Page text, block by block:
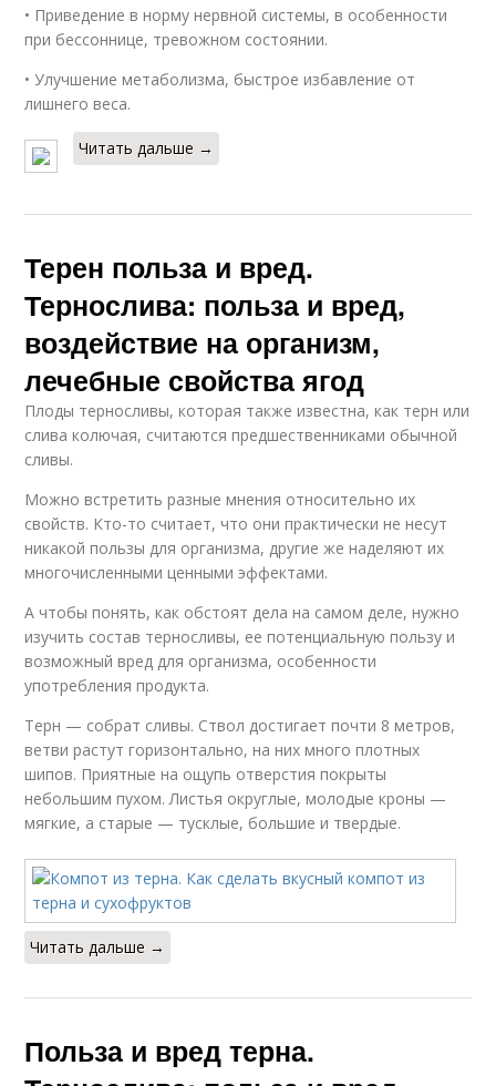
• Приведение в норму нервной системы, в особенности
при бессоннице, тревожном состоянии.
• Улучшение метаболизма, быстрое избавление от
лишнего веса.
Читать дальше →
Терен польза и вред.
Тернослива: польза и вред,
воздействие на организм,
лечебные свойства ягод
Плоды терносливы, которая также известна, как терн или
слива колючая, считаются предшественниками обычной
сливы.
Можно встретить разные мнения относительно их
свойств. Кто-то считает, что они практически не несут
никакой пользы для организма, другие же наделяют их
многочисленными ценными эффектами.
А чтобы понять, как обстоят дела на самом деле, нужно
изучить состав терносливы, ее потенциальную пользу и
возможный вред для организма, особенности
употребления продукта.
Терн — собрат сливы. Ствол достигает почти 8 метров,
ветви растут горизонтально, на них много плотных
шипов. Приятные на ощупь отверстия покрыты
небольшим пухом. Листья округлые, молодые кроны —
мягкие, а старые — тусклые, большие и твердые.
Читать дальше →
Польза и вред терна.